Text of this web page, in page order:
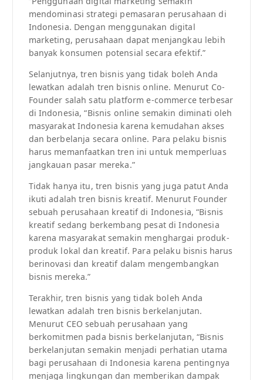
mendominasi strategi pemasaran perusahaan di
Indonesia. Dengan menggunakan digital
marketing, perusahaan dapat menjangkau lebih
banyak konsumen potensial secara efektif.”
Selanjutnya, tren bisnis yang tidak boleh Anda
lewatkan adalah tren bisnis online. Menurut Co-
Founder salah satu platform e-commerce terbesar
di Indonesia, “Bisnis online semakin diminati oleh
masyarakat Indonesia karena kemudahan akses
dan berbelanja secara online. Para pelaku bisnis
harus memanfaatkan tren ini untuk memperluas
jangkauan pasar mereka.”
Tidak hanya itu, tren bisnis yang juga patut Anda
ikuti adalah tren bisnis kreatif. Menurut Founder
sebuah perusahaan kreatif di Indonesia, “Bisnis
kreatif sedang berkembang pesat di Indonesia
karena masyarakat semakin menghargai produk-
produk lokal dan kreatif. Para pelaku bisnis harus
berinovasi dan kreatif dalam mengembangkan
bisnis mereka.”
Terakhir, tren bisnis yang tidak boleh Anda
lewatkan adalah tren bisnis berkelanjutan.
Menurut CEO sebuah perusahaan yang
berkomitmen pada bisnis berkelanjutan, “Bisnis
berkelanjutan semakin menjadi perhatian utama
bagi perusahaan di Indonesia karena pentingnya
menjaga lingkungan dan memberikan dampak